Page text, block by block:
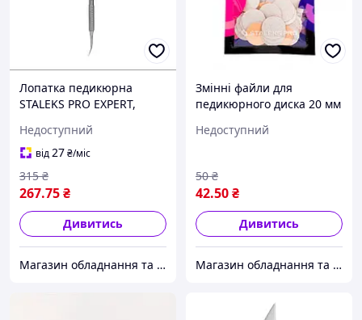
Лопатка педикюрна
STALEKS PRO EXPERT,
піка, модель PЕ-20/1 ( "№
1040") ( "№ 1040")
Недоступний
від27₴/міс
267.75₴
315 ₴
Дивитись
Магазин обладнання та одноразової продукції для салонів краси
Змінні файли для
педикюрного диска 20 мм
PRO PDF Р240 ( "№ 1040") (
Недоступний
42.50₴
50 ₴
Дивитись
Магазин обладнання та одноразової продукції для салонів краси